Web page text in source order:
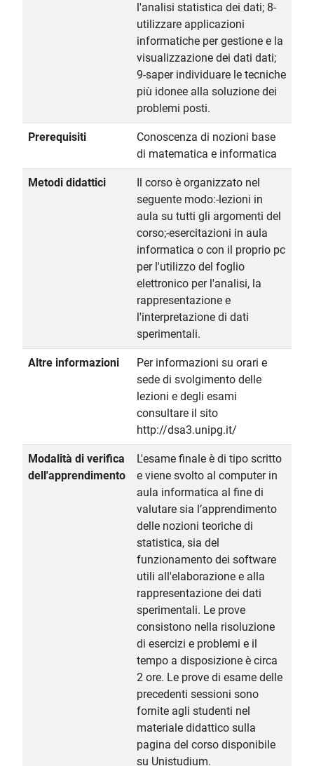
l'analisi statistica dei dati; 8-
utilizzare applicazioni
informatiche per gestione e la
visualizzazione dei dati dati;
9-saper individuare le tecniche
più idonee alla soluzione dei
problemi posti.
Prerequisiti
Conoscenza di nozioni base
di matematica e informatica
Metodi didattici
Il corso è organizzato nel
seguente modo:-lezioni in
aula su tutti gli argomenti del
corso;-esercitazioni in aula
informatica o con il proprio pc
per l'utilizzo del foglio
elettronico per l'analisi, la
rappresentazione e
l'interpretazione di dati
sperimentali.
Altre informazioni
Per informazioni su orari e
sede di svolgimento delle
lezioni e degli esami
consultare il sito
http://dsa3.unipg.it/
Modalità di verifica
dell'apprendimento
L'esame finale è di tipo scritto
e viene svolto al computer in
aula informatica al fine di
valutare sia l’apprendimento
delle nozioni teoriche di
statistica, sia del
funzionamento dei software
utili all'elaborazione e alla
rappresentazione dei dati
sperimentali. Le prove
consistono nella risoluzione
di esercizi e problemi e il
tempo a disposizione è circa
2 ore. Le prove di esame delle
precedenti sessioni sono
fornite agli studenti nel
materiale didattico sulla
pagina del corso disponibile
su Unistudium.